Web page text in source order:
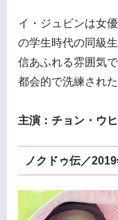
イ・ジュビンは女
の学生時代の同級
信あふれる雰囲気
都会的で洗練され
主演：チョン・ウ
ノクドゥ伝／